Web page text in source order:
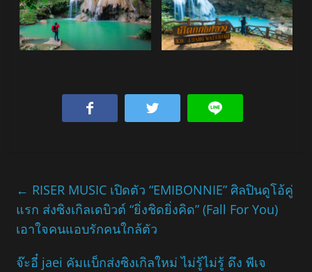
← RISER MUSIC เปิดตัว “EMIBONNIE” ศิลปินดูโอ้คู่
แรก ส่งซิงเกิลเดบิวต์ “ยิ่งชิดยิ่งคิด” (Fall For You)
เอาใจคนแอบรักคนใกล้ตัว
จ๊ะอี๋ jaei คัมแบ็กส่งซิงเกิลใหม่ ไม่รู้ไม่รู้ ดึง พีเจ